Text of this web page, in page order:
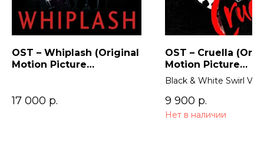
OST – Whiplash (Original
Motion Picture
17 000 р.
OST – Cruella
Motion Picture
Soundtrack) 2LP
Black & White Swirl
9 900 р.
Нет в наличии